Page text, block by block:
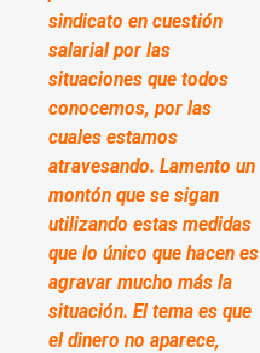
sindicato en cuestión
salarial por las
situaciones que todos
conocemos, por las
cuales estamos
atravesando. Lamento un
montón que se sigan
utilizando estas medidas
que lo único que hacen es
agravar mucho más la
situación. El tema es que
el dinero no aparece,